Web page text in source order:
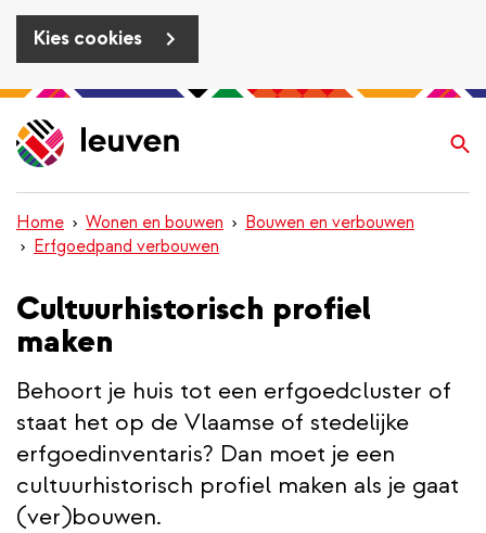
Kies cookies
Overslaan
en
naar
inhoud
gaan
Home Wonen en bouwen
Bouwen en verbouwen
Erfgoedpand verbouwen
Cultuurhistorisch profiel
maken
Behoort je huis tot een erfgoedcluster of
staat het op de Vlaamse of stedelijke
erfgoedinventaris? Dan moet je een
cultuurhistorisch profiel maken als je gaat
(ver)bouwen.